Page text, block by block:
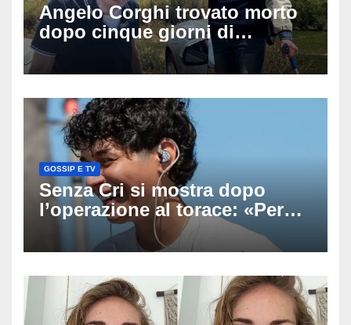
Angelo Corghi trovato morto
dopo cinque giorni di
ricerche: il giallo dell’80enne
scomparso dopo essere
GOSSIP E TV
Senza Cri si mostra dopo
l’operazione al torace: «Per
anni mi sentivo in trappola», il
racconto sul difficile percorso